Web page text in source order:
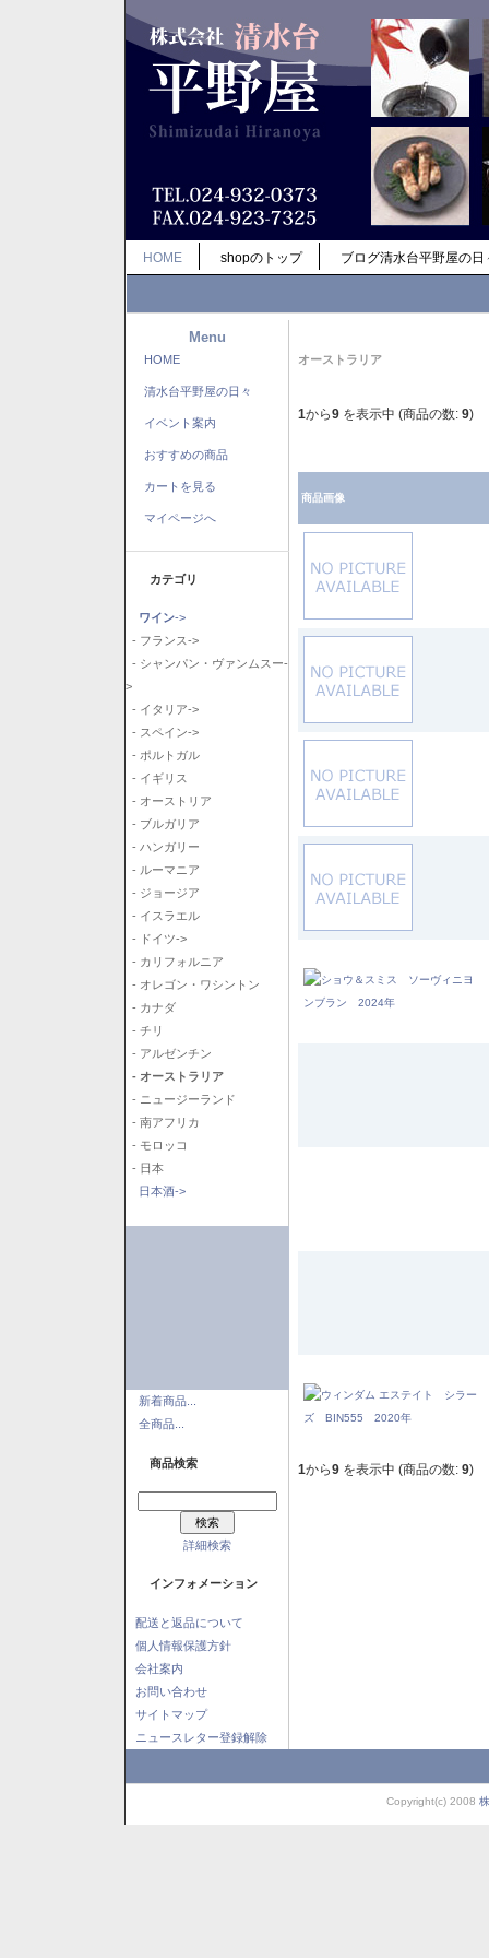
HOME shopのトップ ブログ清水台平野屋の日
Menu
HOME
清水台平野屋の日々
イベント案内
おすすめの商品
カートを見る
マイページへ
カテゴリ
ワイン->
- フランス->
- シャンパン・ヴァンムスー-
>
- イタリア->
- スペイン->
- ポルトガル
- イギリス
- オーストリア
- ブルガリア
- ハンガリー
- ルーマニア
- ジョージア
- イスラエル
- ドイツ->
- カリフォルニア
- オレゴン・ワシントン
- カナダ
- チリ
- アルゼンチン
- オーストラリア
- ニュージーランド
- 南アフリカ
- モロッコ
- 日本
日本酒->
新着商品...
全商品...
商品検索
詳細検索
インフォメーション
配送と返品について
個人情報保護方針
会社案内
お問い合わせ
サイトマップ
ニュースレター登録解除
オーストラリア
1から9 を表示中 (商品の数: 9)
商品画像
1から9 を表示中 (商品の数: 9)
Copyright(c) 2008